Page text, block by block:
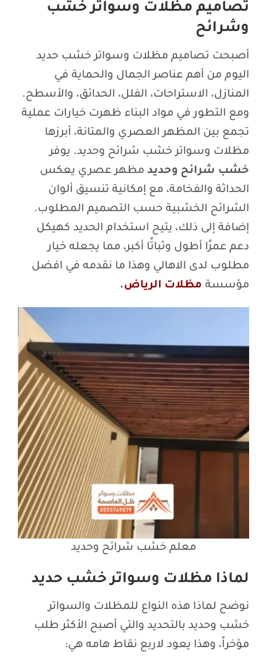
تصاميم مظلات وسواتر خشب
وشرائح
أصبحت تصاميم مظلات وسواتر خشب حديد
اليوم من أهم عناصر الجمال والحماية في
المنازل، الاستراحات، الفلل، الحدائق، والأسطح.
ومع التطور في مواد البناء ظهرت خيارات عملية
تجمع بين المظهر العصري والمتانة، أبرزها
مظلات وسواتر خشب شرائح وحديد. يوفر
خشب شرائح وحديد مظهر عصري يعكس
الحداثة والفخامة، مع إمكانية تنسيق ألوان
الشرائح الخشبية حسب التصميم المطلوب.
إضافة إلى ذلك، يتيح استخدام الحديد كهيكل
دعم عمرًا أطول وثباتًا أكبر، مما يجعله خيار
مطلوب لدى الاهالي وهذا ما نقدمه في افضل
مؤسسة مظلات الرياض.
معلم خشب شرائح وحديد
لماذا مظلات وسواتر خشب حديد
نوضح لماذا هذه النواع للمظلات والسواتر
خشب وحديد بالتحديد والتي أصبح الأكثر طلب
مؤخراً، وهذا يعود لاربع نقاط هامه هي: